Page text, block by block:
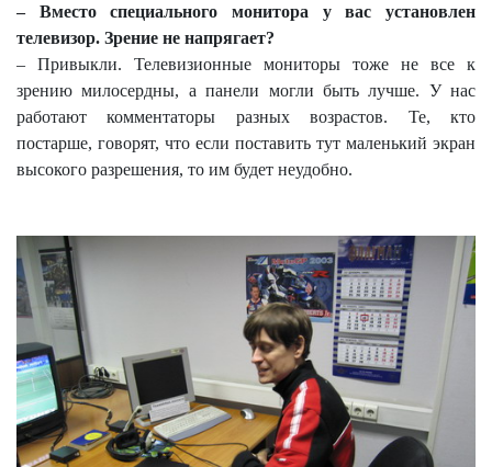
– Вместо специального монитора у вас установлен
телевизор. Зрение не напрягает?
– Привыкли. Телевизионные мониторы тоже не все к
зрению милосердны, а панели могли быть лучше. У нас
работают комментаторы разных возрастов. Те, кто
постарше, говорят, что если поставить тут маленький экран
высокого разрешения, то им будет неудобно.